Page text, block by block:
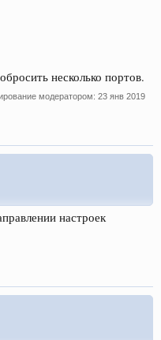
несколько портов.
модератором: 23 янв 2019
настроек